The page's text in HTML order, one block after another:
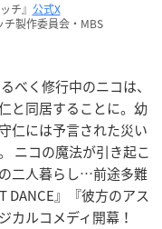
チ』 公式X
製作委員会・MBS
べく修行中のニコは、
と同居することに。幼
仁には予言された災い
ニコの魔法が引き起こ
二人暮らし…前途多難
DANCE』『彼方のアス
カルコメディ開幕！